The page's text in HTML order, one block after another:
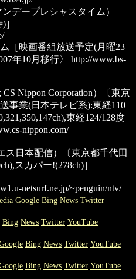
ンデープレシャスタイム）
］
［映画番組放送予定(月曜23
年10月移行〉
http://www.bs-
CS Nippon Corporation）〔東京
事業(日本テレビ系):東経110
東経124/128度
nippon.com/
ス日本配信）〔東京都千代田
スカパー!(278ch)］
netsurf.ne.jp/~penguin/ntv/
Google Bing News Twitter
Bing News Twitter YouTube
Bing News Twitter YouTube
Bing News Twitter YouTube